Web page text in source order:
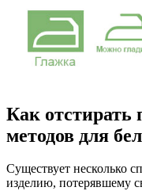
Как
методов для
Существует несколько
изделию, потерявшему